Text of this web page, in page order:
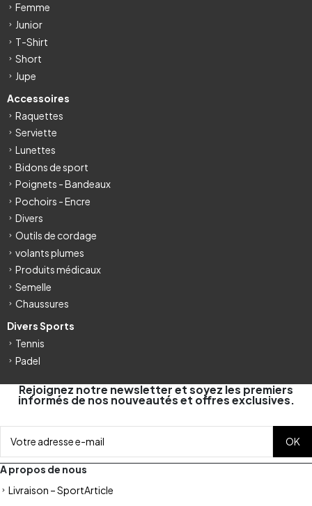
Femme
Junior
T-Shirt
Short
Jupe
Accessoires
Raquettes
Serviette
Lunettes
Bidons de sport
Poignets - Bandeaux
Pochoirs - Encre
Divers
Outils de cordage
volants plumes
Produits médicaux
Semelle
Chaussures
Divers Sports
Tennis
Padel
Rejoignez notre newsletter et soyez les premiers
informés de nos nouveautés et offres exclusives.
A propos de nous
Livraison – SportArticle